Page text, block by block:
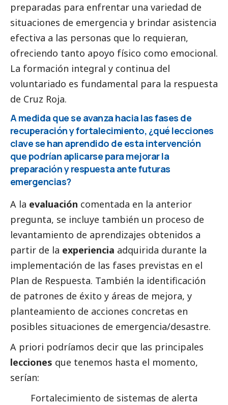
preparadas para enfrentar una variedad de
situaciones de emergencia y brindar asistencia
efectiva a las personas que lo requieran,
ofreciendo tanto apoyo físico como emocional.
La formación integral y continua del
voluntariado es fundamental para la respuesta
de Cruz Roja.
A medida que se avanza hacia las fases de
recuperación y fortalecimiento, ¿qué lecciones
clave se han aprendido de esta intervención
que podrían aplicarse para mejorar la
preparación y respuesta ante futuras
emergencias?
A la evaluación comentada en la anterior
pregunta, se incluye también un proceso de
levantamiento de aprendizajes obtenidos a
partir de la experiencia adquirida durante la
implementación de las fases previstas en el
Plan de Respuesta. También la identificación
de patrones de éxito y áreas de mejora, y
planteamiento de acciones concretas en
posibles situaciones de emergencia/desastre.
A priori podríamos decir que las principales
lecciones que tenemos hasta el momento,
serían:
Fortalecimiento de sistemas de alerta